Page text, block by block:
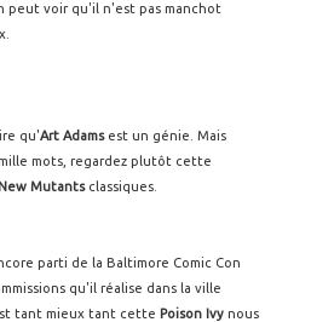
peut voir qu'il n'est pas manchot
qu'Art Adamsest un génie. Mais
mots, regardez plutôt cette
New Mutantsclassiques.
parti de la Baltimore Comic Con
qu'il réalise dans la ville
tant mieux tant cette Poison Ivy nous